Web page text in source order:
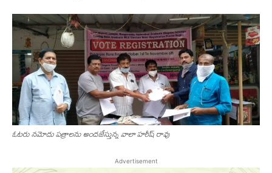
ఓట‌రు న‌మోదు ప‌త్రాల‌ను అంద‌జేస్తున్న వాలా హ‌రీష్ రావు
Advertisement